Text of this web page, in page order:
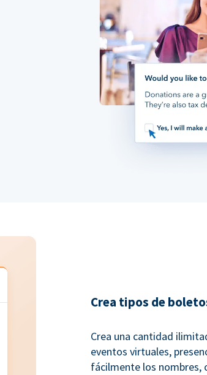
Crea tipos de
Crea una cantidad
eventos virtuales,
fácilmente los nombres,